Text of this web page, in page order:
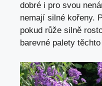
dobré i pro svou
nemají silné kořeny.
pokud růže silně
barevné palety